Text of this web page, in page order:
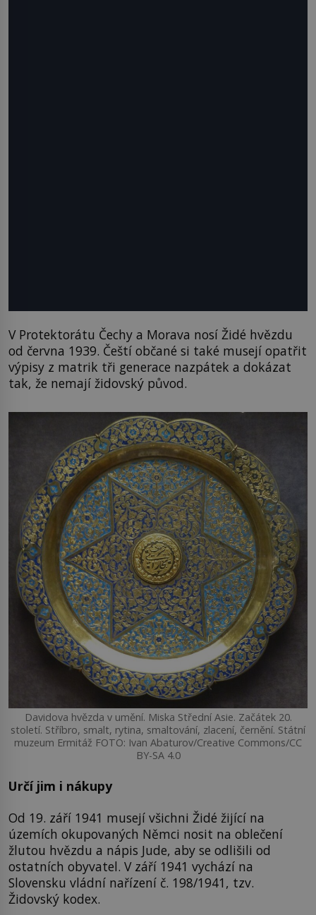
V Protektorátu Čechy a Morava nosí Židé hvězdu
od června 1939. Čeští občané si také musejí opatřit
výpisy z matrik tři generace nazpátek a dokázat
tak, že nemají židovský původ.
Davidova hvězda v umění. Miska Střední Asie. Začátek 20.
století. Stříbro, smalt, rytina, smaltování, zlacení, černění. Státní
muzeum Ermitáž FOTO: Ivan Abaturov/Creative Commons/CC
BY-SA 4.0
Určí jim i nákupy
Od 19. září 1941 musejí všichni Židé žijící na
územích okupovaných Němci nosit na oblečení
žlutou hvězdu a nápis Jude, aby se odlišili od
ostatních obyvatel. V září 1941 vychází na
Slovensku vládní nařízení č. 198/1941, tzv.
Židovský kodex.